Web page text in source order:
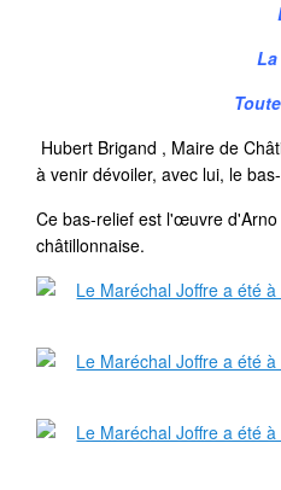
Hubert Brigand , Maire de
à venir dévoiler, avec lui, le
Ce bas-relief est l'œuvre
châtillonnaise.